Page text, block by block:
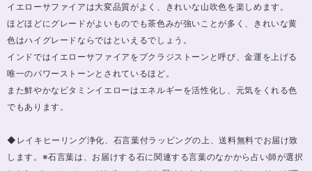
イエローサファイアは大変品質がよく、きれいな山吹色を楽しめます。
ほどほどにグレードがよいものでも茶色みが強いことが多く、きれいな黄
色はハイグレードならではといえるでしょう。
インドではイエローサファイアをプクラジストーンと呼び、金運を上げる
唯一のパワーストーンとされているほど。
また鮮やかなビタミンイエローはエネルギーを活性化し、元気をくれる色
でもあります。
◆レイキヒーリング浄化、石言葉付ラッピングの上、送料無料でお届け致
します。※石言葉は、お届けする石に関連する言葉のなかから占い師が選択